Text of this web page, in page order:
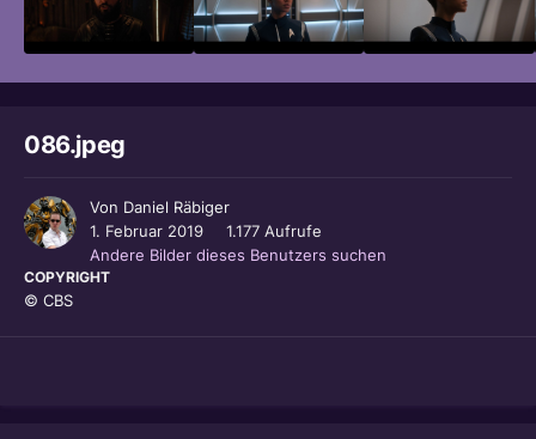
086.jpeg
Von Daniel Räbiger
1. Februar 2019
1.177 Aufrufe
Andere Bilder dieses Benutzers suchen
COPYRIGHT
© CBS